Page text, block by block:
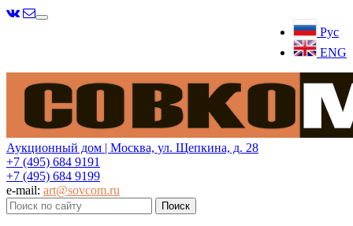
Рус
ENG
Меню
Аукционный дом | Москва, ул. Щепкина, д. 28
+7 (495) 684 9191
+7 (495) 684 9199
e-mail: art@sovcom.ru